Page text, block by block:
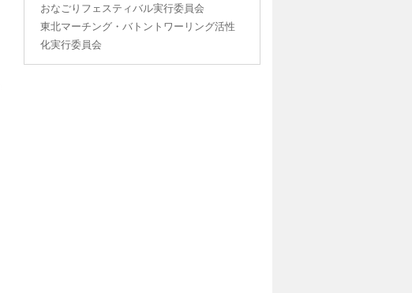
おなごりフェスティバル実行委員会
東北マーチング・バトントワーリング活性
化実行委員会